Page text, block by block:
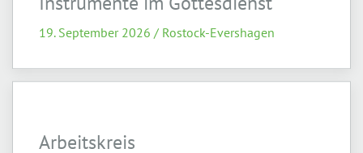
19. September 2026 / Rostock-Evershagen
Arbeitskreis